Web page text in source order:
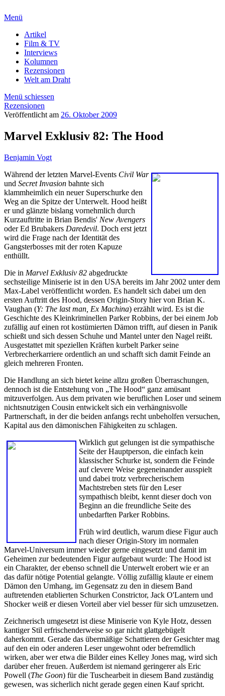
Menü
Artikel
Film & TV
Interviews
Kolumnen
Rezensionen
Welt am Draht
Menü schiessen
Rezensionen
Veröffentlicht am 26. Oktober 2009
Marvel Exklusiv 82: The Hood
Benjamin Vogt
Während der letzten Marvel-Events Civil War
und Secret Invasion bahnte sich
klammheimlich ein neuer Superschurke den
Weg an die Spitze der Unterwelt. Hood heißt
er und glänzte bislang vornehmlich durch
Kurzauftritte in Brian Bendis' New Avengers
oder Ed Brubakers Daredevil. Doch erst jetzt
wird die Frage nach der Identität des
Gangsterbosses mit der roten Kapuze
enthüllt.
Die in Marvel Exklusiv 82 abgedruckte
sechsteilige Miniserie ist in den USA bereits im Jahr 2002 unter dem
Max-Label veröffentlicht worden. Es handelt sich dabei um den
ersten Auftritt des Hood, dessen Origin-Story hier von Brian K.
Vaughan (Y: The last man, Ex Machina) erzählt wird. Es ist die
Geschichte des Kleinkriminellen Parker Robbins, der bei einem Job
zufällig auf einen rot kostümierten Dämon trifft, auf diesen in Panik
schießt und sich dessen Schuhe und Mantel unter den Nagel reißt.
Ausgestattet mit speziellen Kräften kurbelt Parker seine
Verbrecherkarriere ordentlich an und schafft sich damit Feinde an
gleich mehreren Fronten.
Die Handlung an sich bietet keine allzu großen Überraschungen,
dennoch ist die Entstehung von „The Hood“ ganz amüsant
mitzuverfolgen. Aus dem privaten wie beruflichen Loser und seinem
nichtsnutzigen Cousin entwickelt sich ein verhängnisvolle
Partnerschaft, in der die beiden anfangs recht unbeholfen versuchen,
Kapital aus den dämonischen Fähigkeiten zu schlagen.
Wirklich gut gelungen ist die sympathische
Seite der Hauptperson, die einfach kein
klassischer Schurke ist, sondern die Feinde
auf clevere Weise gegeneinander ausspielt
und dabei trotz verbrecherischem
Machtstreben stets für den Leser
sympathisch bleibt, kennt dieser doch von
Beginn an die freundliche Seite des
unbedarften Parker Robbins.
Früh wird deutlich, warum diese Figur auch
nach dieser Origin-Story im normalen
Marvel-Universum immer wieder gerne eingesetzt und damit im
Geheimen zur bedeutenden Figur aufgebaut wurde: The Hood ist
ein Charakter, der ebenso schnell die Unterwelt erobert wie er an
das dafür nötige Potential gelangte. Völlig zufällig klaute er einem
Dämon den Umhang, im Gegensatz zu den in diesem Band
auftretenden etablierten Schurken Constrictor, Jack O'Lantern und
Shocker weiß er diesen Vorteil aber viel besser für sich umzusetzen.
Zeichnerisch umgesetzt ist diese Miniserie von Kyle Hotz, dessen
kantiger Stil erfrischenderweise so gar nicht glattgebügelt
daherkommt. Gerade das übermäßige Schattieren der Gesichter mag
auf den ein oder anderen Leser ungewohnt oder befremdlich
wirken, aber wer etwa die Bilder eines Kelley Jones mag, wird sich
darüber eher freuen. Außerdem ist niemand geringerer als Eric
Powell (The Goon) für die Tuschearbeit in diesem Band zuständig
gewesen, was sicherlich nicht gerade gegen einen Kauf spricht.